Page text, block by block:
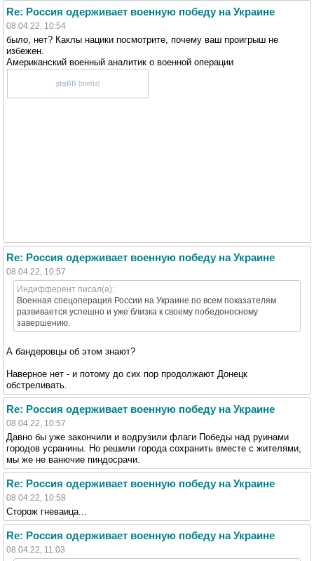
Re: Россия одерживает военную победу на Украине
08.04.22, 10:54
было, нет? Каклы нацики посмотрите, почему ваш проигрыш не
избежен.
Американский военный аналитик о военной операции
phpBB [media]
Re: Россия одерживает военную победу на Украине
08.04.22, 10:57
Индифферент писал(а):
Военная спецоперация России на Украине по всем показателям
развивается успешно и уже близка к своему победоносному
завершению.
А бандеровцы об этом знают?
Наверное нет - и потому до сих пор продолжают Донецк
обстреливать.
Re: Россия одерживает военную победу на Украине
08.04.22, 10:57
Давно бы уже закончили и водрузили флаги Победы над руинами
городов усранины. Но решили города сохранить вместе с жителями,
мы же не ванючие пиндосрачи.
Re: Россия одерживает военную победу на Украине
08.04.22, 10:58
Сторож гневаица...
Re: Россия одерживает военную победу на Украине
08.04.22, 11:03